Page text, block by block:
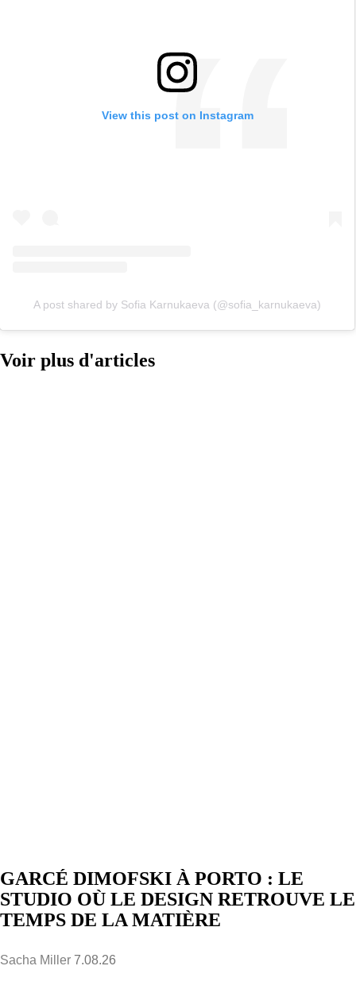
View this post on Instagram
A post shared by Sofia Karnukaeva (@sofia_karnukaeva)
Voir plus d'articles
GARCÉ DIMOFSKI À PORTO : LE
STUDIO OÙ LE DESIGN RETROUVE LE
TEMPS DE LA MATIÈRE
Sacha Miller 7.08.26